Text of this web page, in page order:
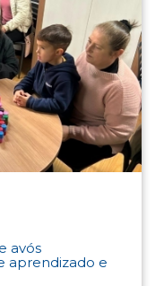
avós
aprendizado e